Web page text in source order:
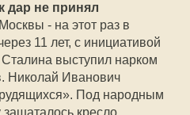
дар не принял
- на этот раз в
11 лет, с инициативой
выступил нарком
Иванович
Под народным
кресло,